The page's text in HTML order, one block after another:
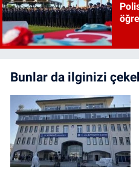
Bunlar da ilginizi